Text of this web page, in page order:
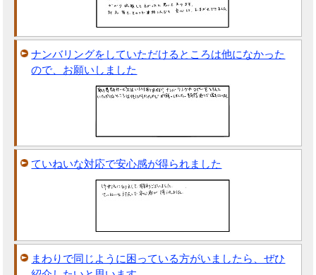
ナンバリングをしていただけるところは他になかった
ので、お願いしました
ていねいな対応で安心感が得られました
まわりで同じように困っている方がいましたら、ぜひ